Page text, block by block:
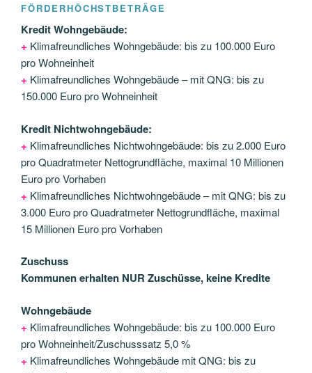
FÖRDERHÖCHSTBETRÄGE
Kredit Wohngebäude:
+ Klimafreundliches Wohngebäude: bis zu 100.000 Euro
pro Wohneinheit
+ Klimafreundliches Wohngebäude – mit QNG: bis zu
150.000 Euro pro Wohneinheit
Kredit Nichtwohngebäude:
+ Klimafreundliches Nichtwohngebäude: bis zu 2.000 Euro
pro Quadratmeter Nettogrundfläche, maximal 10 Millionen
Euro pro Vorhaben
+ Klimafreundliches Nichtwohngebäude – mit QNG: bis zu
3.000 Euro pro Quadratmeter Nettogrundfläche, maximal
15 Millionen Euro pro Vorhaben
Zuschuss
Kommunen erhalten NUR Zuschüsse, keine Kredite
Wohngebäude
+ Klimafreundliches Wohngebäude: bis zu 100.000 Euro
pro Wohneinheit/Zuschusssatz 5,0 %
+ Klimafreundliches Wohngebäude mit QNG: bis zu